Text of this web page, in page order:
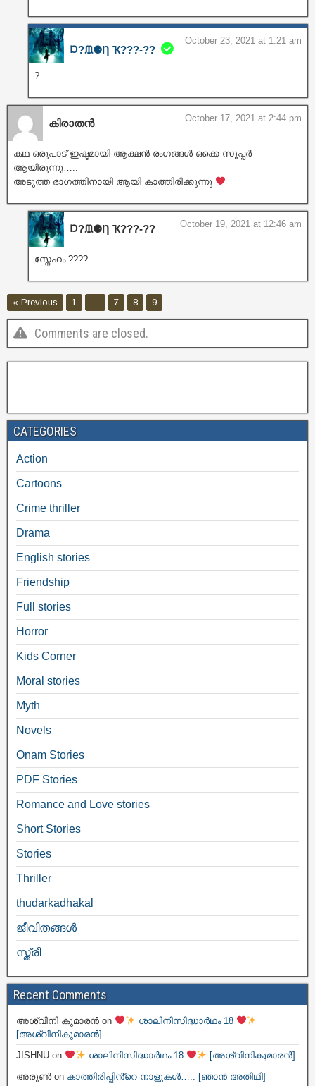
Ɒ?ᙢ⚈Ƞ Ҡ???‐??
October 23, 2021 at 1:21 am
?
കിരാതൻ October 17, 2021 at 2:44 pm
കഥ ഒരുപാട് ഇഷ്ടമായി ആക്ഷൻ രംഗങ്ങൾ ഒക്കെ സൂപ്പർ
ആയിരുന്നു…..
അടുത്ത ഭാഗത്തിനായി ആയി കാത്തിരിക്കുന്നു
Ɒ?ᙢ⚈Ƞ Ҡ???‐?? October 19, 2021 at 12:46 am
സ്നേഹം ????
« Previous 1 7 8 9
Comments are closed.
CATEGORIES
Action
Cartoons
Crime thriller
Drama
English stories
Friendship
Full stories
Horror
Kids Corner
Moral stories
Myth
Novels
Onam Stories
PDF Stories
Romance and Love stories
Short Stories
Stories
Thriller
thudarkadhakal
ജീവിതങ്ങള്‍
സ്ത്രീ
Recent Comments
അശ്വിനി കുമാരൻ on
ശാലിനിസിദ്ധാർഥം 18
[അശ്വിനികുമാരൻ]
JISHNU on ശാലിനിസിദ്ധാർഥം 18
[അശ്വിനികുമാരൻ]
അരുൺon കാത്തിരിപ്പിൻ്റെ നാളുകൾ….. [ഞാൻ അതിഥി]